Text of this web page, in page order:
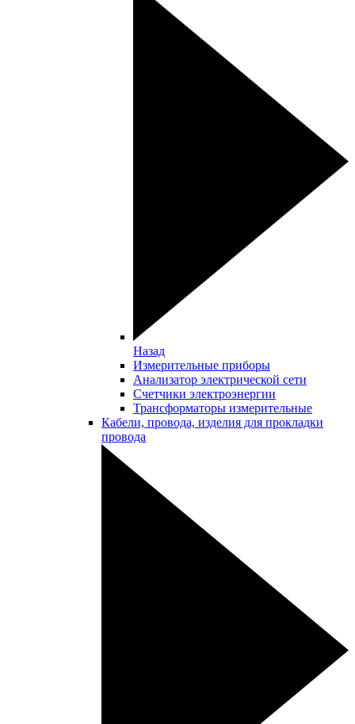
Назад
Измерительные приборы
Анализатор электрической сети
Счетчики электроэнергии
Трансформаторы измерительные
Кабели, провода, изделия для прокладки
провода